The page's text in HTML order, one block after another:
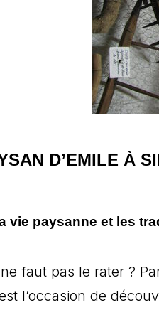
D’EMILE À
vie paysanne et les
faut pas le rater ?
l’occasion de